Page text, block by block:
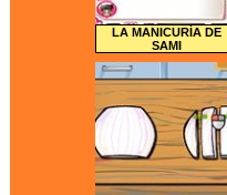
LA MANICURÍA DE
SAMI